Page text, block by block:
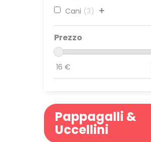
Cani 3 +
Prezzo
16 €
Pappagalli &
Uccellini